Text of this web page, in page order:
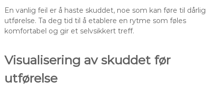
En vanlig feil er å haste skuddet, noe som kan føre til dårlig
utførelse. Ta deg tid til å etablere en rytme som føles
komfortabel og gir et selvsikkert treff.
Visualisering av skuddet før
utførelse